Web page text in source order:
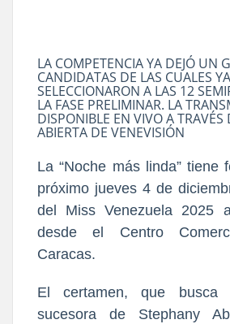
LA COMPETENCIA YA DEJÓ UN
CANDIDATAS DE LAS CUALES
SELECCIONARON A LAS 12
LA FASE PRELIMINAR. LA
DISPONIBLE EN VIVO A TRAVÉS
ABIERTA DE VENEVISIÓN
La “Noche más linda” tiene
próximo jueves 4 de
del Miss Venezuela 2025
desde el Centro
Caracas.
El certamen, que
sucesora de Stephany